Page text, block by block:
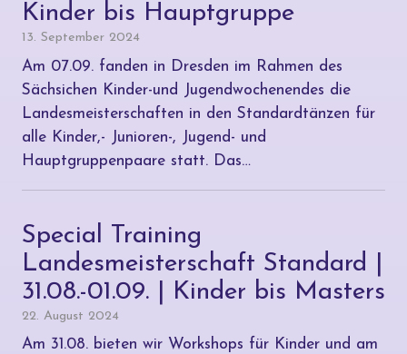
Kinder bis Hauptgruppe
13. September 2024
Am 07.09. fanden in Dresden im Rahmen des
Sächsichen Kinder-und Jugendwochenendes die
Landesmeisterschaften in den Standardtänzen für
alle Kinder,- Junioren-, Jugend- und
Hauptgruppenpaare statt. Das…
Special Training
Landesmeisterschaft Standard |
31.08.-01.09. | Kinder bis Masters
22. August 2024
Am 31.08. bieten wir Workshops für Kinder und am